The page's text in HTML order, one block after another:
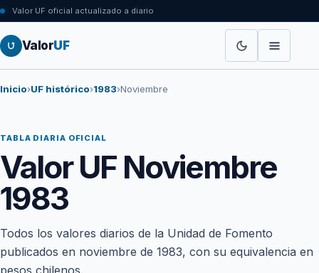
Valor UF oficial actualizado a diario
ValorUF
Inicio›UF histórico›1983›Noviembre
TABLA DIARIA OFICIAL
Valor UF Noviembre
1983
Todos los valores diarios de la Unidad de Fomento
publicados en noviembre de 1983, con su equivalencia en
pesos chilenos.